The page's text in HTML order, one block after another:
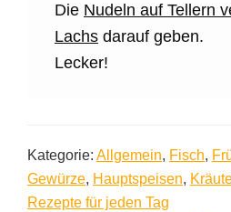
Die Nudeln auf Tellern
Lachs darauf geben.
Lecker!
Kategorie: Allgemein, Fisch,
Gewürze, Hauptspeisen,
Rezepte für jeden Tag